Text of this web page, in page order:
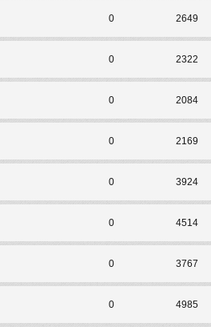
0 2649
0 2322
0 2084
0 2169
0 3924
0 4514
0 3767
0 4985